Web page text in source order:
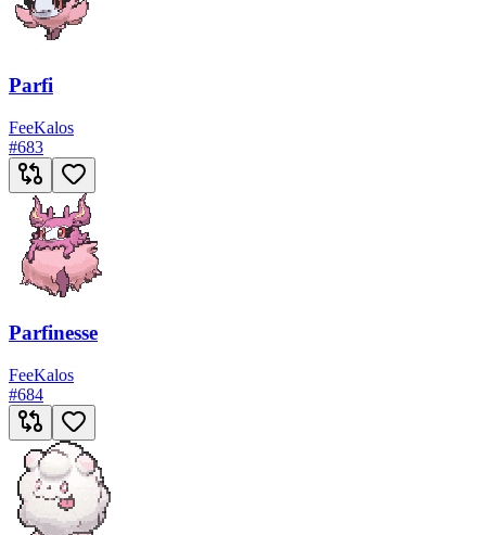
Parfi
FeeKalos
#683
Parfinesse
FeeKalos
#684